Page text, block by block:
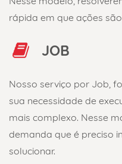
rápida em que ações
JOB
Nosso serviço por Job,
sua necessidade de
mais complexo. Nesse
demanda que é preciso
solucionar.